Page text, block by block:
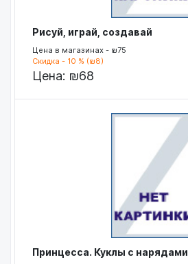
Рисуй, играй, создавай
Цена в магазинах - ₪75
Скидка - 10 % (₪8)
Цена: ₪68
Принцесса. Куклы с нарядами